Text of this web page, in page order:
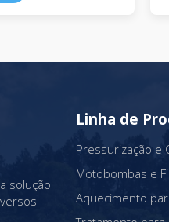
solução
Linha de
Pressurização e
Motobombas e
Aquecimento